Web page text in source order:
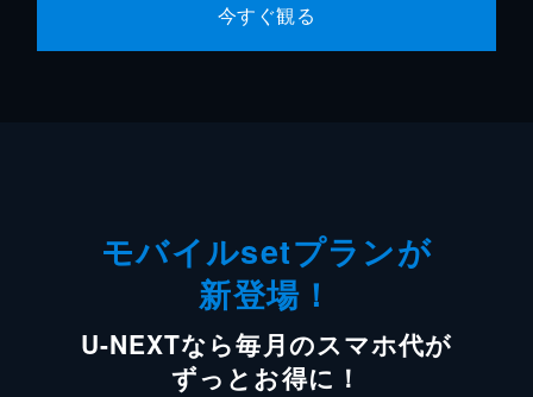
今すぐ観る
モバイルsetプランが
新登場！
U-NEXTなら毎月のスマホ代が
ずっとお得に！